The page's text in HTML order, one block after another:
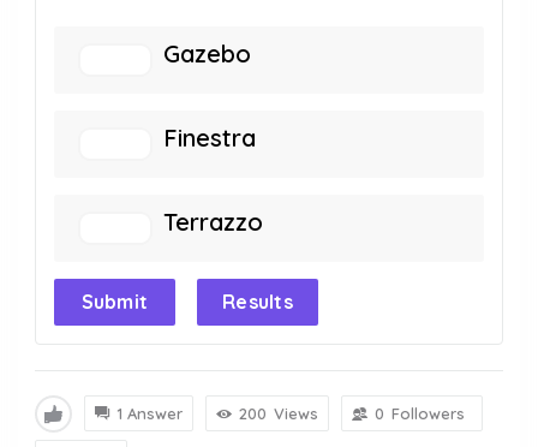
Gazebo
Finestra
Terrazzo
Submit Results
1 Answer 200 Views 0 Followers